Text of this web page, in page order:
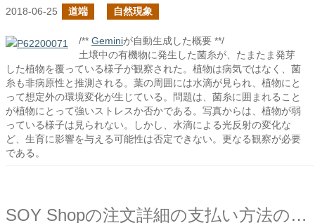
2018-06-25 道端 自然現象
/** Geminiが自動生成した概要 **/
土壌中の有機物に発生した菌糸が、たまたま発芽
した植物を覆っている様子が観察された。植物は病気ではなく、菌
糸も非病原性と推測される。葉の周囲には水滴が見られ、植物にと
って想定外の環境変化が生じている。問題は、菌糸に囲まれること
が植物にとって強いストレスか否かである。写真からは、植物が弱
っている様子は見られない。しかし、水滴による光反射の変化な
ど、生育に影響を与える可能性は否定できない。更なる観察が必要
である。
SOY Shopの注文詳細の支払い方法の変更をラジオボタン式に変更した